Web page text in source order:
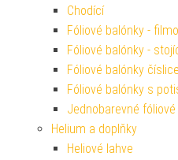
Chodící
Fóliové balónky -
Fóliové balónky -
Fóliové balónky číslice
Fóliové balónky s
Jednobarevné
Helium a doplňky
Heliové lahve